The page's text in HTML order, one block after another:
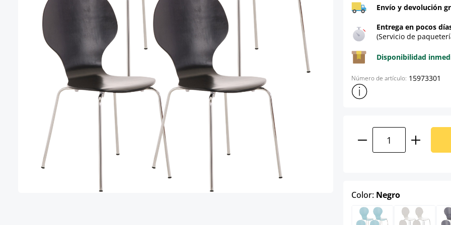
Envío y devolución
Entrega en pocos
(Servicio de
Disponibilidad
Número de artículo: 15973301
Mostrar más información
Cantidad del
Color: Negroselect